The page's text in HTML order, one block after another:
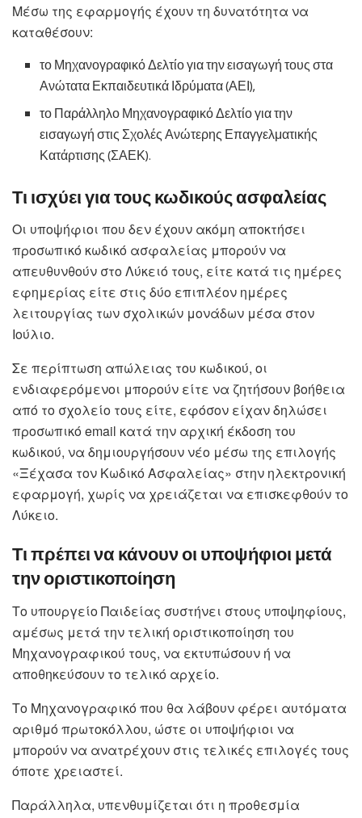
Μέσω της εφαρμογής έχουν τη δυνατότητα να
καταθέσουν:
το Μηχανογραφικό Δελτίο για την εισαγωγή τους στα
Ανώτατα Εκπαιδευτικά Ιδρύματα (ΑΕΙ),
το Παράλληλο Μηχανογραφικό Δελτίο για την
εισαγωγή στις Σχολές Ανώτερης Επαγγελματικής
Κατάρτισης (ΣΑΕΚ).
Τι ισχύει για τους κωδικούς ασφαλείας
Οι υποψήφιοι που δεν έχουν ακόμη αποκτήσει
προσωπικό κωδικό ασφαλείας μπορούν να
απευθυνθούν στο Λύκειό τους, είτε κατά τις ημέρες
εφημερίας είτε στις δύο επιπλέον ημέρες
λειτουργίας των σχολικών μονάδων μέσα στον
Ιούλιο.
Σε περίπτωση απώλειας του κωδικού, οι
ενδιαφερόμενοι μπορούν είτε να ζητήσουν βοήθεια
από το σχολείο τους είτε, εφόσον είχαν δηλώσει
προσωπικό email κατά την αρχική έκδοση του
κωδικού, να δημιουργήσουν νέο μέσω της επιλογής
«Ξέχασα τον Κωδικό Ασφαλείας» στην ηλεκτρονική
εφαρμογή, χωρίς να χρειάζεται να επισκεφθούν το
Λύκειο.
Τι πρέπει να κάνουν οι υποψήφιοι μετά
την οριστικοποίηση
Το υπουργείο Παιδείας συστήνει στους υποψηφίους,
αμέσως μετά την τελική οριστικοποίηση του
Μηχανογραφικού τους, να εκτυπώσουν ή να
αποθηκεύσουν το τελικό αρχείο.
Το Μηχανογραφικό που θα λάβουν φέρει αυτόματα
αριθμό πρωτοκόλλου, ώστε οι υποψήφιοι να
μπορούν να ανατρέχουν στις τελικές επιλογές τους
όποτε χρειαστεί.
Παράλληλα, υπενθυμίζεται ότι η προθεσμία